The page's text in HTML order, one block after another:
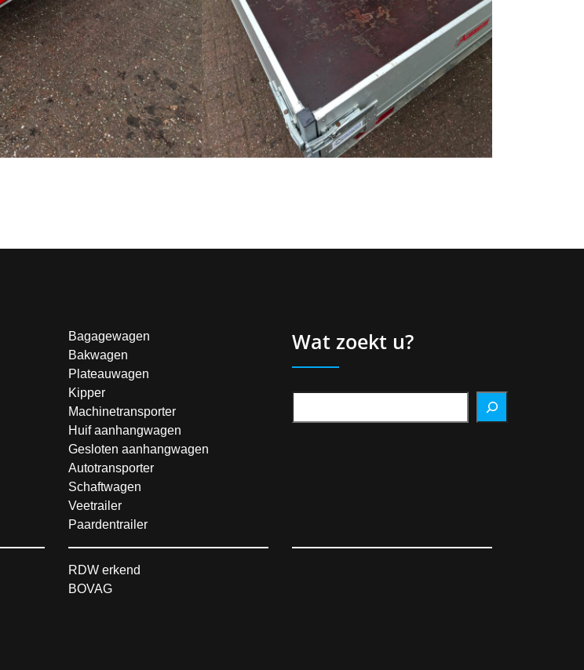
Bagagewagen
Bakwagen
Plateauwagen
Kipper
Machinetransporter
Huif aanhangwagen
Gesloten aanhangwagen
Autotransporter
Schaftwagen
Veetrailer
Paardentrailer
Wat zoekt u?
RDW erkend
BOVAG